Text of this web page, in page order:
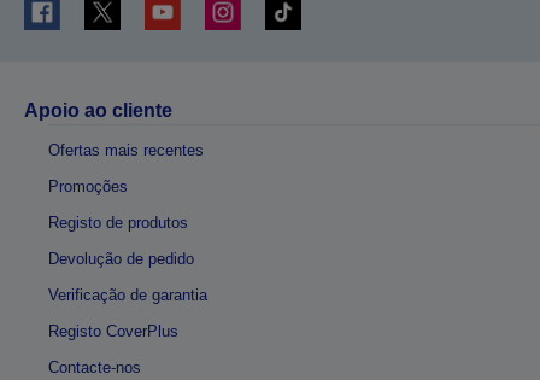
Apoio ao cliente
Ofertas mais recentes
Promoções
Registo de produtos
Devolução de pedido
Verificação de garantia
Registo CoverPlus
Contacte-nos